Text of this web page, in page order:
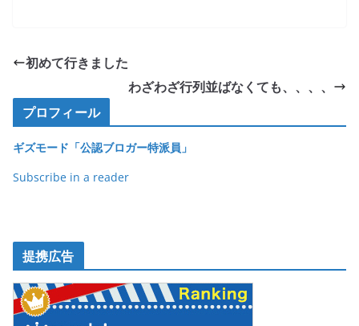
e
o
o
k
er
初めて行きました
わざわざ行列並ばなくても、、、、
プロフィール
ギズモード「公認ブロガー特派員」
Subscribe in a reader
提携広告